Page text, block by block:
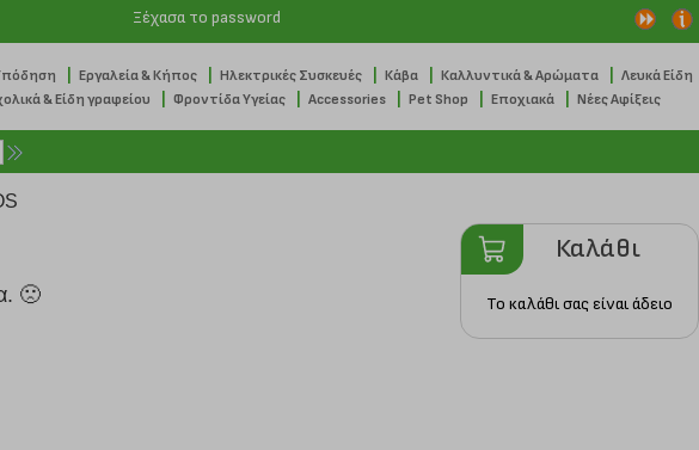
Ξέχασα το password
Εργαλεία & Κήπος Ηλεκτρικές Συσκευές Κάβα Καλλυντικά & Αρώματα Λευκά Είδη
& Είδη γραφείου Φροντίδα Υγείας Accessories Pet Shop Εποχιακά Νέες Αφίξεις
🙁
Καλάθι
Το καλάθι σας είναι άδειο